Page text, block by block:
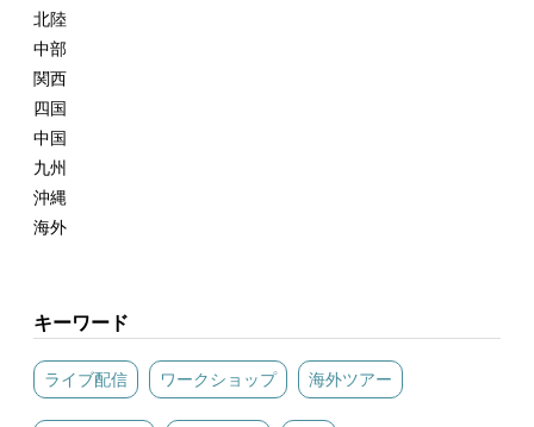
北陸
中部
関西
四国
中国
九州
沖縄
海外
キーワード
ライブ配信 ワークショップ 海外ツアー